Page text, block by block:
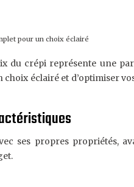
pour un choix éclairé
du crépi représente une
éclairé et d’optimiser
ses propres propriétés,